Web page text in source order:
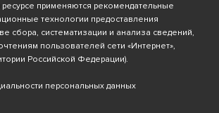
применяются рекомендательные
технологии предоставления
сбора, систематизации и анализа сведений,
пользователей сети «Интернет»,
Российской Федерации).
персональных данных